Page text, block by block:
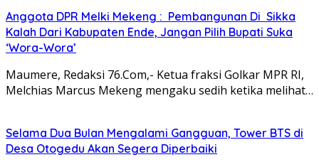
Anggota DPR Melki Mekeng : Pembangunan Di Sikka
Kalah Dari Kabupaten Ende, Jangan Pilih Bupati Suka
‘Wora-Wora’
Maumere, Redaksi 76.Com,- Ketua fraksi Golkar MPR RI,
Melchias Marcus Mekeng mengaku sedih ketika melihat…
Selama Dua Bulan Mengalami Gangguan, Tower BTS di
Desa Otogedu Akan Segera Diperbaiki